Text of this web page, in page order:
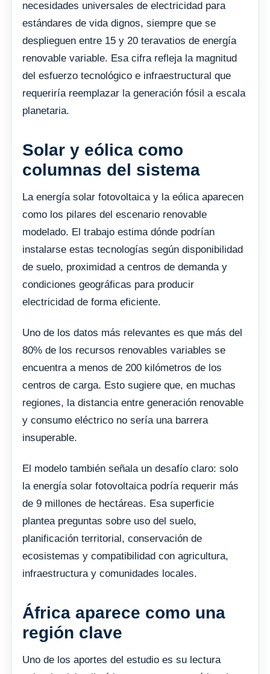
necesidades universales de electricidad para
estándares de vida dignos, siempre que se
desplieguen entre 15 y 20 teravatios de energía
renovable variable. Esa cifra refleja la magnitud
del esfuerzo tecnológico e infraestructural que
requeriría reemplazar la generación fósil a escala
planetaria.
Solar y eólica como
columnas del sistema
La energía solar fotovoltaica y la eólica aparecen
como los pilares del escenario renovable
modelado. El trabajo estima dónde podrían
instalarse estas tecnologías según disponibilidad
de suelo, proximidad a centros de demanda y
condiciones geográficas para producir
electricidad de forma eficiente.
Uno de los datos más relevantes es que más del
80% de los recursos renovables variables se
encuentra a menos de 200 kilómetros de los
centros de carga. Esto sugiere que, en muchas
regiones, la distancia entre generación renovable
y consumo eléctrico no sería una barrera
insuperable.
El modelo también señala un desafío claro: solo
la energía solar fotovoltaica podría requerir más
de 9 millones de hectáreas. Esa superficie
plantea preguntas sobre uso del suelo,
planificación territorial, conservación de
ecosistemas y compatibilidad con agricultura,
infraestructura y comunidades locales.
África aparece como una
región clave
Uno de los aportes del estudio es su lectura